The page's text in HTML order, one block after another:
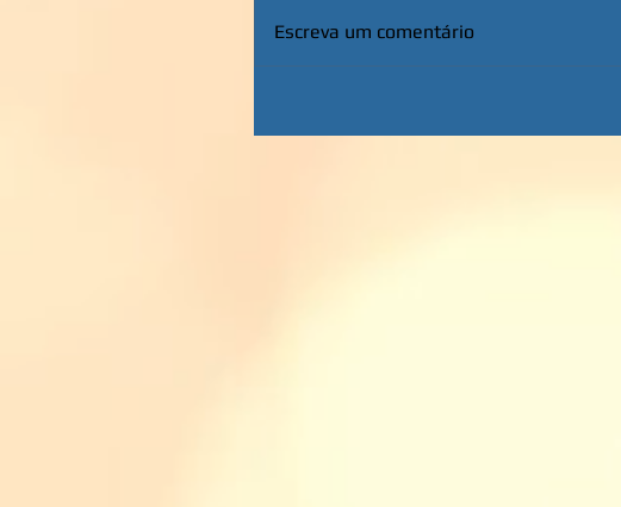
Escreva um comentário